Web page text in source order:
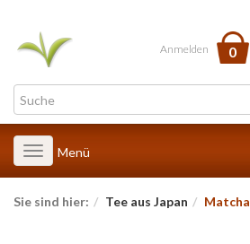
Anmelden 0
Toggle
navigation
Menü
Sie sind hier: Tee aus Japan Matcha